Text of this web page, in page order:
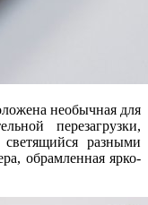
необычная для
перезагрузки,
разными
обрамленная ярко-